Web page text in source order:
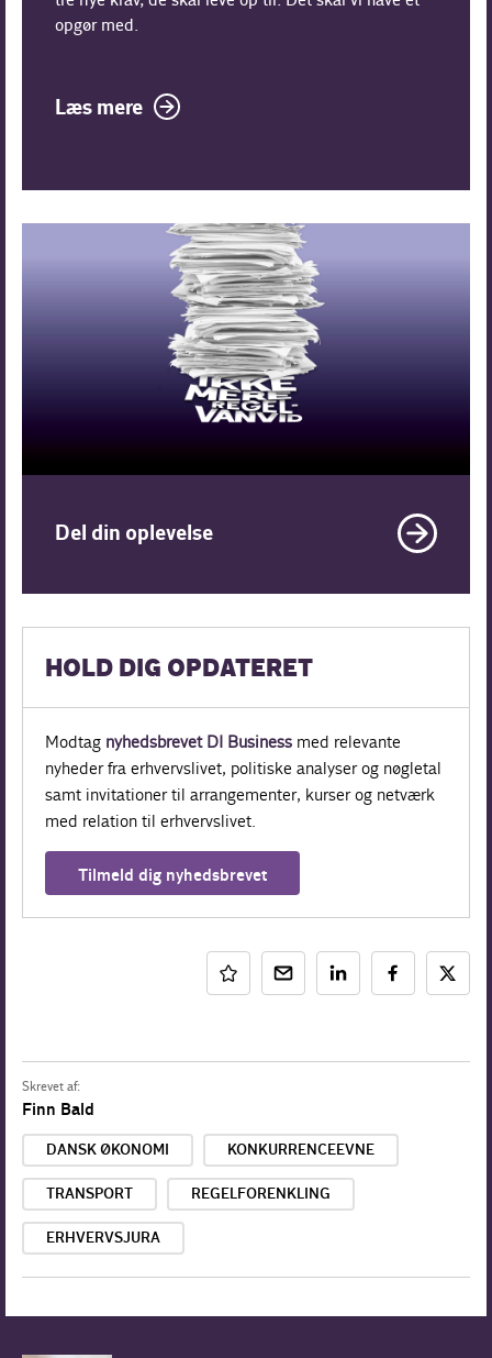
opgør med.
Læs mere
Del din oplevelse
HOLD DIG OPDATERET
Modtag nyhedsbrevet DI Business med relevante
nyheder fra erhvervslivet, politiske analyser og nøgletal
samt invitationer til arrangementer, kurser og netværk
med relation til erhvervslivet.
Tilmeld dig nyhedsbrevet
Skrevet af:
Finn Bald
DANSK ØKONOMI KONKURRENCEEVNE
TRANSPORT REGELFORENKLING
ERHVERVSJURA